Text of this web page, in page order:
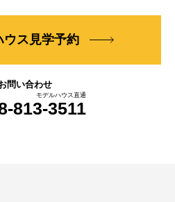
ウス見学予約
問い合わせ
813-3511
モデルハウス直通